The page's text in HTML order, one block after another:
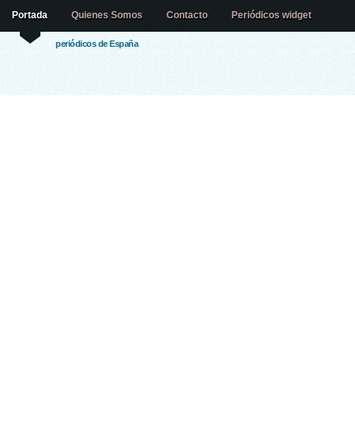
periódicos de España
Portada Quienes Somos Contacto Periódicos widget